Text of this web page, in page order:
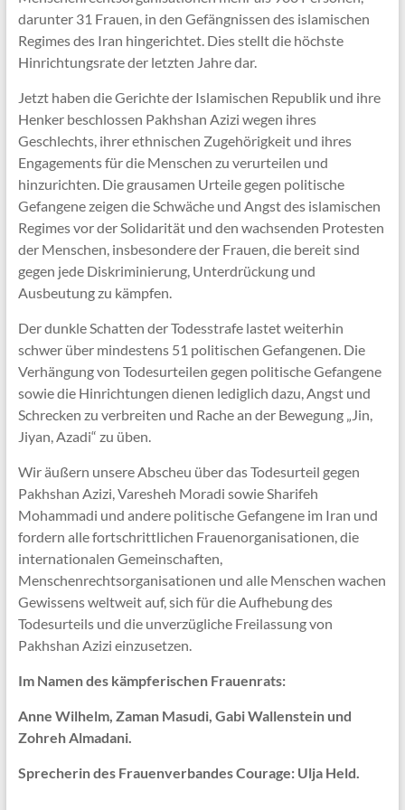
darunter 31 Frauen, in den Gefängnissen des islamischen
Regimes des Iran hingerichtet. Dies stellt die höchste
Hinrichtungsrate der letzten Jahre dar.
Jetzt haben die Gerichte der Islamischen Republik und ihre
Henker beschlossen Pakhshan Azizi wegen ihres
Geschlechts, ihrer ethnischen Zugehörigkeit und ihres
Engagements für die Menschen zu verurteilen und
hinzurichten. Die grausamen Urteile gegen politische
Gefangene zeigen die Schwäche und Angst des islamischen
Regimes vor der Solidarität und den wachsenden Protesten
der Menschen, insbesondere der Frauen, die bereit sind
gegen jede Diskriminierung, Unterdrückung und
Ausbeutung zu kämpfen.
Der dunkle Schatten der Todesstrafe lastet weiterhin
schwer über mindestens 51 politischen Gefangenen. Die
Verhängung von Todesurteilen gegen politische Gefangene
sowie die Hinrichtungen dienen lediglich dazu, Angst und
Schrecken zu verbreiten und Rache an der Bewegung „Jin,
Jiyan, Azadi“ zu üben.
Wir äußern unsere Abscheu über das Todesurteil gegen
Pakhshan Azizi, Varesheh Moradi sowie Sharifeh
Mohammadi und andere politische Gefangene im Iran und
fordern alle fortschrittlichen Frauenorganisationen, die
internationalen Gemeinschaften,
Menschenrechtsorganisationen und alle Menschen wachen
Gewissens weltweit auf, sich für die Aufhebung des
Todesurteils und die unverzügliche Freilassung von
Pakhshan Azizi einzusetzen.
Im Namen des kämpferischen Frauenrats:
Anne Wilhelm, Zaman Masudi, Gabi Wallenstein und
Zohreh Almadani.
Sprecherin des Frauenverbandes Courage: Ulja Held.